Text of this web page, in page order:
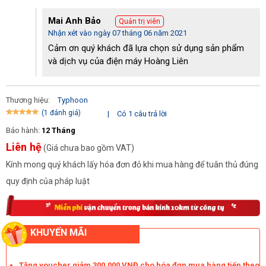
Mai Anh Bảo Quản trị viên
Nhận xét vào ngày 07 tháng 06 năm 2021
Cảm ơn quý khách đã lựa chọn sử dụng sản phẩm
và dịch vụ của điện máy Hoàng Liên
Thương hiệu: Typhoon
(1 đánh giá) |
Có 1 câu trả lời
Bảo hành: 12 Tháng
Liên hệ(Giá chưa bao gồm VAT)
Kính mong quý khách lấy hóa đơn đỏ khi mua hàng để tuân thủ đúng
quy định của pháp luật
KHUYẾN MÃI